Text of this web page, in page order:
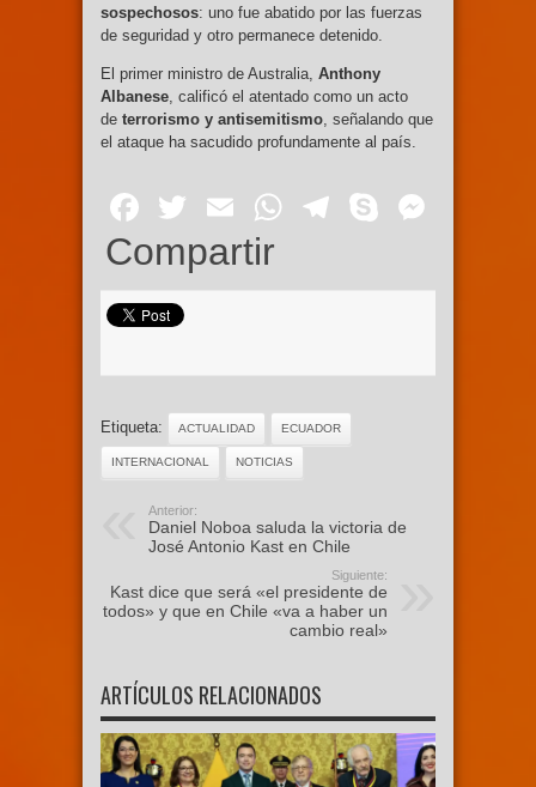
sospechosos: uno fue abatido por las fuerzas
de seguridad y otro permanece detenido.
El primer ministro de Australia, Anthony
Albanese , calificó el atentado como un acto
de terrorismo y antisemitismo , señalando que
el ataque ha sacudido profundamente al país.
Facebook
Twitter
EmailWhatsApp
Telegram
Skype
Compartir
Etiqueta: ACTUALIDAD ECUADOR
INTERNACIONAL NOTICIAS
Anterior:
Daniel Noboa saluda la victoria de
José Antonio Kast en Chile
Siguiente:
Kast dice que será «el presidente de
todos» y que en Chile «va a haber un
cambio real»
ARTÍCULOS RELACIONADOS